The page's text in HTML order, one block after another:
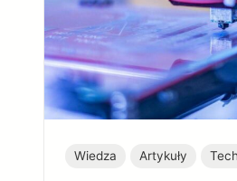
Wiedza Artykuły